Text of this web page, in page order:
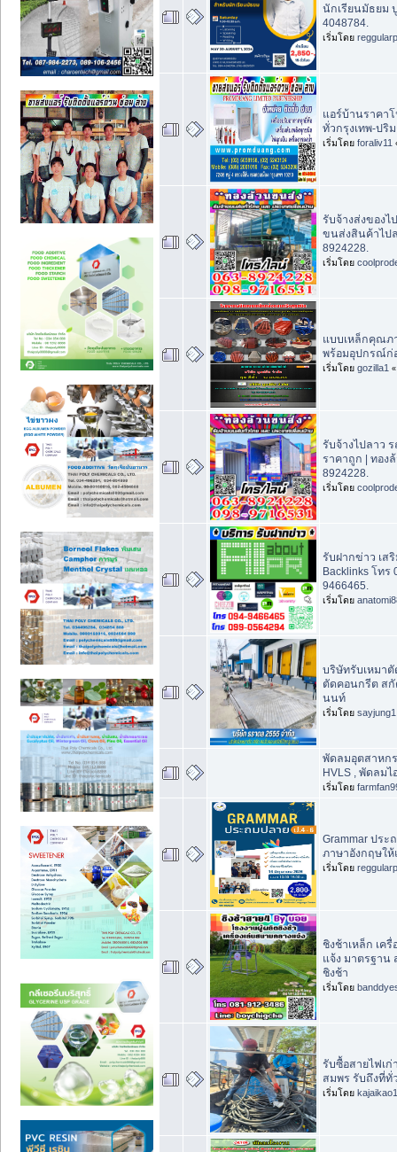
นักเรียนมัธยม
4048784.
เริ่มโดย
แอร์บ้านราคา
ทั่วกรุงเทพ-ปริ
เริ่มโดย foraliv11
รับจ้างส่งของไ
ขนส่งสินค้าไป
8924228.
เริ่มโดย
แบบเหล็กคุณภ
พร้อมอุปกรณ์ก่
เริ่มโดย gozilla1
รับจ้างไปลาว
ราคาถูก | ทอง
8924228.
เริ่มโดย
รับฝากข่าว เส
Backlinks โทร
9466465.
เริ่มโดย
บริษัทรับเหมา
ตัดคอนกรีต สกั
นนท์
เริ่มโดย sayjung1
พัดลมอุตสาหก
HVLS , พัดลมไ
เริ่มโดย
Grammar ปร
ภาษาอังกฤษใ
เริ่มโดย
ชิงช้าเหล็ก เค
แจ้ง มาตรฐาน
ชิงช้า
เริ่มโดย
รับซื้อสายไฟเก่
สมพร รับถึงที่
เริ่มโดย kajaikao1